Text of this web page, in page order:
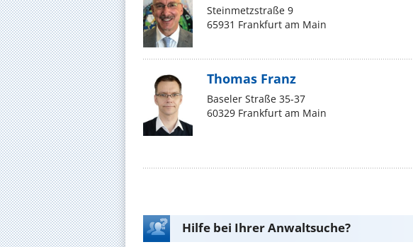
Steinmetzstraße 9
65931 Frankfurt am Main
Thomas Franz
Baseler Straße 35-37
60329 Frankfurt am Main
Hilfe bei Ihrer Anwaltsuche?